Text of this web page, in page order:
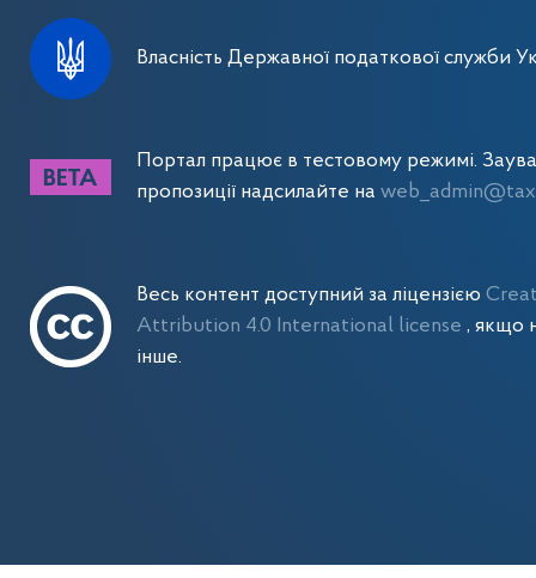
Власність Державної податкової служби
Портал працює в тестовому режимі.
пропозиції надсилайте на
Весь контент доступний за ліцензією
Attribution 4.0 International license, якщо
інше.